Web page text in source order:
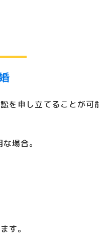
を申し立てることが可
場合。
す。